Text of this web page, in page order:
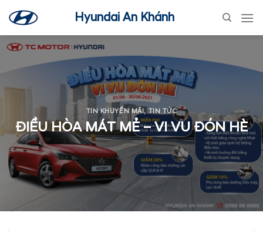
to
content
Hyundai An Khánh
TIN KHUYẾN MÃI,TIN TỨC
ĐIỀU HÒA MÁT MẺ – VI VU ĐÓN HÈ